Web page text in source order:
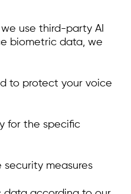
we use third-party AI
biometric data, we
to protect your voice
for the specific
security measures